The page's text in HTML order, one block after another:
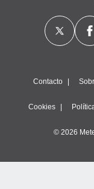
Contacto
Cookies
© 2026